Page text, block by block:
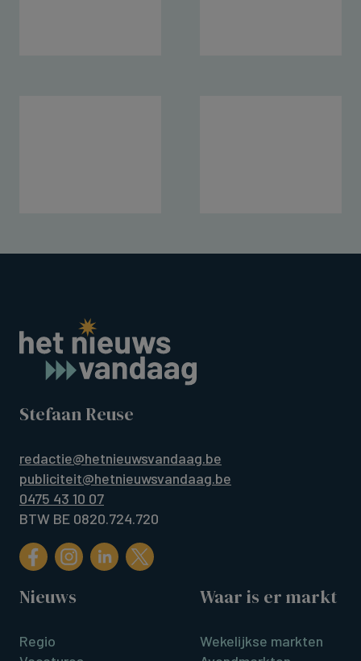
Stefaan Reuse
redactie@hetnieuwsvandaag.be
publiciteit@hetnieuwsvandaag.be
0475 43 10 07
BTW BE 0820.724.720
Nieuws
Regio
Waar is er markt
Wekelijkse markten